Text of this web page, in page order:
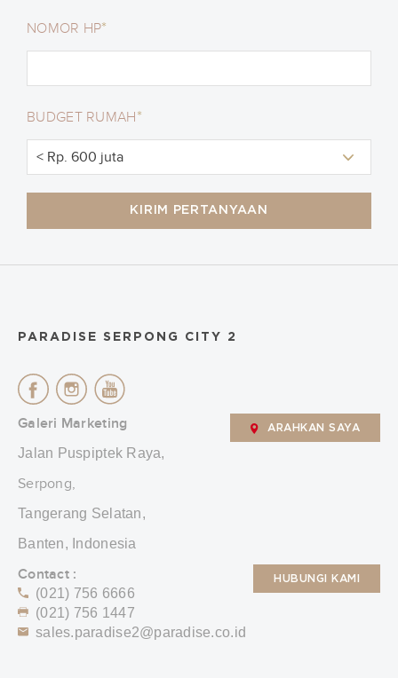
NOMOR HP*
BUDGET RUMAH*
KIRIM PERTANYAAN
PARADISE SERPONG CITY 2
Galeri Marketing
Jalan Puspiptek Raya,
Serpong,
Tangerang Selatan,
Banten, Indonesia
ARAHKAN SAYA
Contact :
(021) 756 6666
(021) 756 1447
sales.paradise2@paradise.co.id
HUBUNGI KAMI